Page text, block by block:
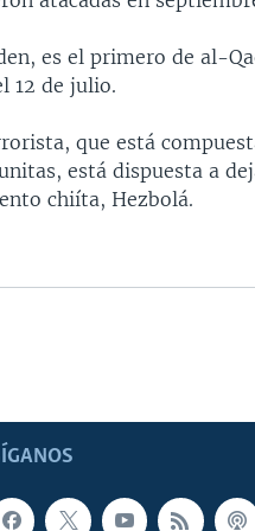
es el primero de al-
12 de julio.
que está
está dispuesta a
chiíta, Hezbolá.